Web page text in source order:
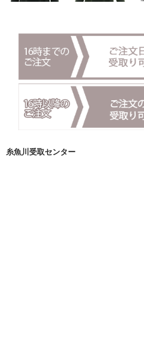
糸魚川受取センター